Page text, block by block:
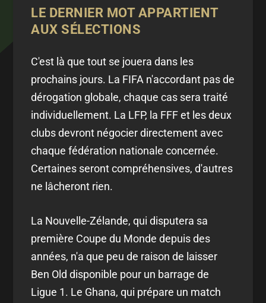
LE DERNIER MOT APPARTIENT
AUX SÉLECTIONS
C'est là que tout se jouera dans les
prochains jours. La FIFA n'accordant pas de
dérogation globale, chaque cas sera traité
individuellement. La LFP, la FFF et les deux
clubs devront négocier directement avec
chaque fédération nationale concernée.
Certaines seront compréhensives, d'autres
ne lâcheront rien.
La Nouvelle-Zélande, qui disputera sa
première Coupe du Monde depuis des
années, n'a que peu de raison de laisser
Ben Old disponible pour un barrage de
Ligue 1. Le Ghana, qui prépare un match